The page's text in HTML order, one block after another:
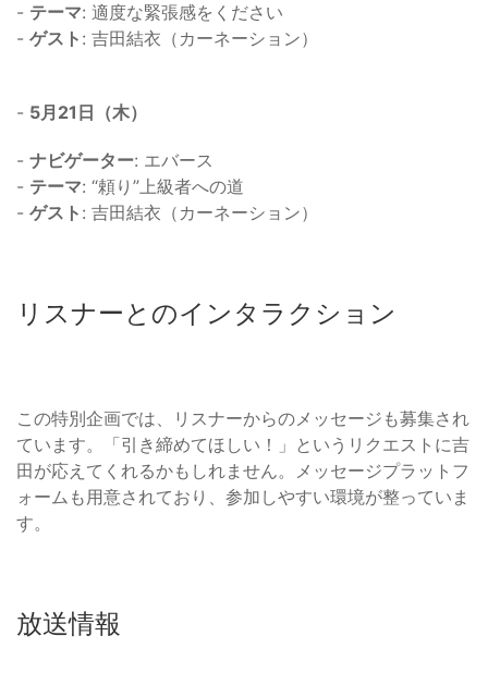
- テーマ: 適度な緊張感をください
- ゲスト : 吉田結衣（カーネーション）
- 5月21日（木）
- ナビゲーター: エバース
- テーマ: “頼り”上級者への道
- ゲスト : 吉田結衣（カーネーション）
リスナーとのインタラクション
この特別企画では、リスナーからのメッセージも募集され
ています。「引き締めてほしい！」というリクエストに吉
田が応えてくれるかもしれません。メッセージプラットフ
ォームも用意されており、参加しやすい環境が整っていま
す。
放送情報